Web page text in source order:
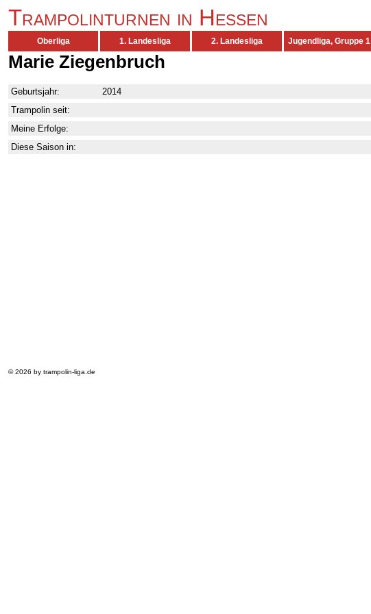
Trampolinturnen in Hessen
Oberliga 1. Landesliga 2. Landesliga Jugendliga, Gruppe 1
Marie Ziegenbruch
Geburtsjahr:
2014
Trampolin seit:
Meine Erfolge:
Diese Saison in:
© 2026 by trampolin-liga.de